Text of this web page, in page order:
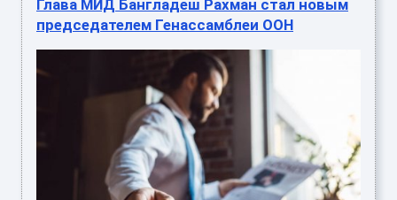
Глава МИД Бангладеш Рахман стал новым
председателем Генассамблеи ООН